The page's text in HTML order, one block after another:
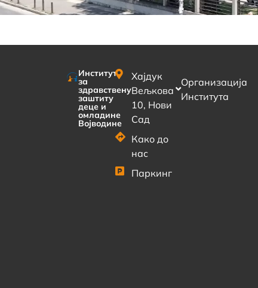
Институт
за
здравствену
заштиту
деце и
омладине
Војводине
Хајдук
Вељкова
10, Нови
Сад
Како до
нас
Паркинг
Организација
Института